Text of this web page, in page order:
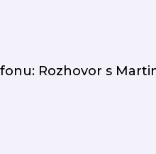
Rozhovor s